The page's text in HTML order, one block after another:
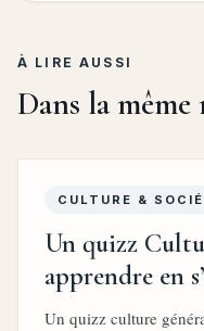
À LIRE AUSSI
Dans la
CULTURE &
Un quizz
apprendre en
Un quizz culture